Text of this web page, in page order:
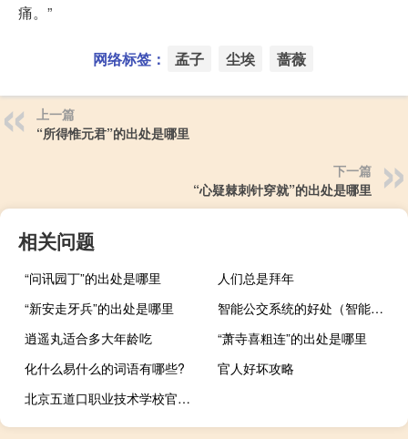
痛。”
网络标签： 孟子 尘埃 蔷薇
上一篇
“所得惟元君”的出处是哪里
下一篇
“心疑棘刺针穿就”的出处是哪里
相关问题
“问讯园丁”的出处是哪里
人们总是拜年
“新安走牙兵”的出处是哪里
智能公交系统的好处（智能公交系统）
逍遥丸适合多大年龄吃
“萧寺喜粗连”的出处是哪里
化什么易什么的词语有哪些?
官人好坏攻略
北京五道口职业技术学校官网（北京五道口职业技术学校）